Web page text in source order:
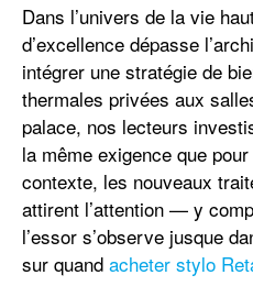
Dans l’univers de la vie
d’excellence dépasse
intégrer une stratégie de
thermales privées aux
palace, nos lecteurs
la même exigence que
contexte, les nouveaux
attirent l’attention — y
l’essor s’observe jusque
sur quand acheter stylo